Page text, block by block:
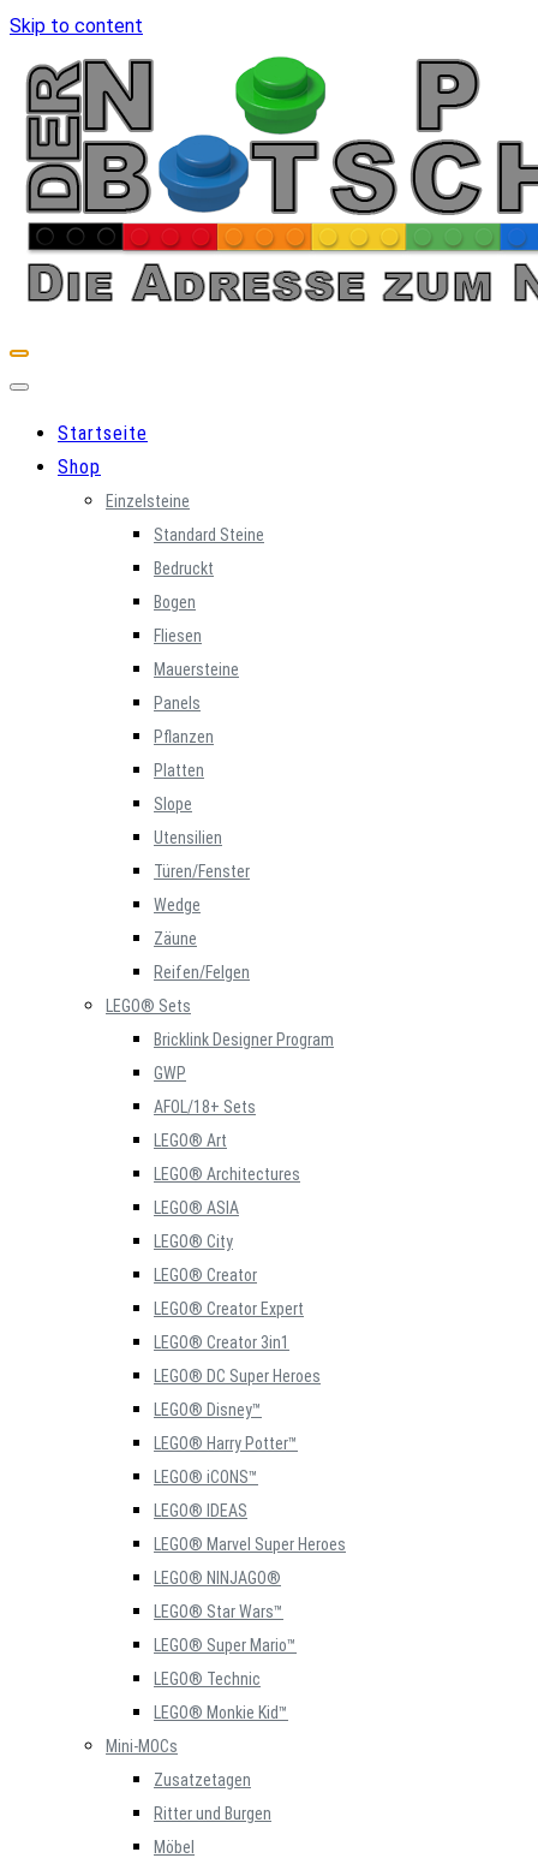
Skip to content
Startseite
Shop
Einzelsteine
Standard Steine
Bedruckt
Bogen
Fliesen
Mauersteine
Panels
Pflanzen
Platten
Slope
Utensilien
Türen/Fenster
Wedge
Zäune
Reifen/Felgen
LEGO® Sets
Bricklink Designer Program
GWP
AFOL/18+ Sets
LEGO® Art
LEGO® Architectures
LEGO® ASIA
LEGO® City
LEGO® Creator
LEGO® Creator Expert
LEGO® Creator 3in1
LEGO® DC Super Heroes
LEGO® Disney™
LEGO® Harry Potter™
LEGO® iCONS™
LEGO® IDEAS
LEGO® Marvel Super Heroes
LEGO® NINJAGO®
LEGO® Star Wars™
LEGO® Super Mario™
LEGO® Technic
LEGO® Monkie Kid™
Mini-MOCs
Zusatzetagen
Ritter und Burgen
Möbel